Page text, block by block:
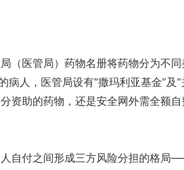
（医管局）药物名册将药物分为不
人，医管局设有“撒玛利亚基金”及
资助的药物，还是安全网外需全额
自付之间形成三方风险分担的格局